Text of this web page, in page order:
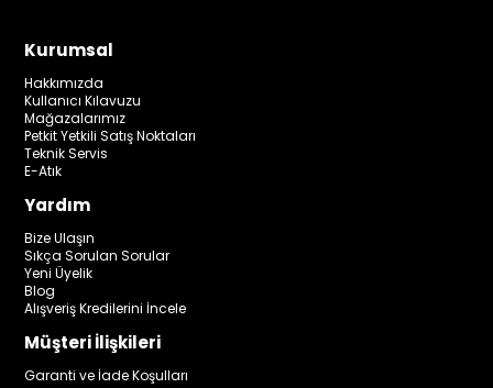
Kurumsal
Hakkımızda
Kullanıcı Kılavuzu
Mağazalarımız
Petkit Yetkili Satış Noktaları
Teknik Servis
E-Atık
Yardım
Bize Ulaşın
Sıkça Sorulan Sorular
Yeni Üyelik
Blog
Alışveriş Kredilerini İncele
Müşteri İlişkileri
Garanti ve İade Koşulları